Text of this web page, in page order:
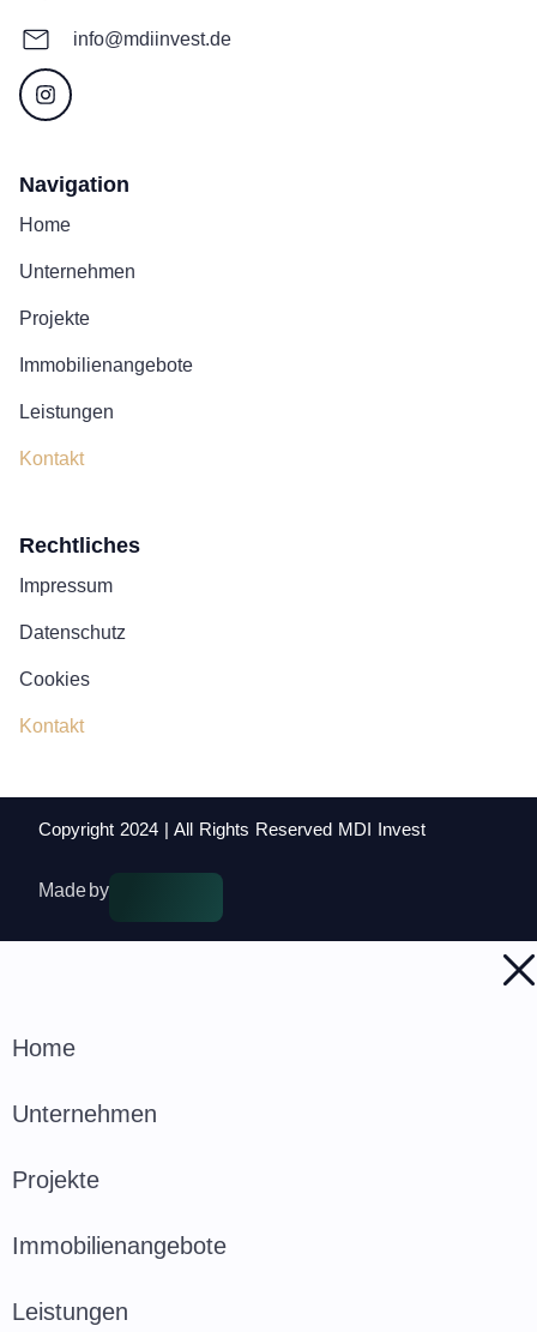
info@mdiinvest.de
Navigation
Home
Unternehmen
Projekte
Immobilienangebote
Leistungen
Kontakt
Rechtliches
Impressum
Datenschutz
Cookies
Kontakt
Copyright 2024 | All Rights Reserved MDI Invest
Made by
Home
Unternehmen
Projekte
Immobilienangebote
Leistungen